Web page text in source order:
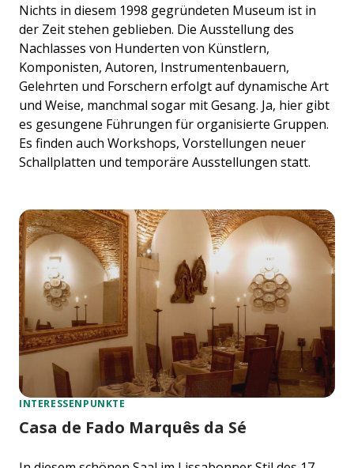
Nichts in diesem 1998 gegründeten Museum ist in
der Zeit stehen geblieben. Die Ausstellung des
Nachlasses von Hunderten von Künstlern,
Komponisten, Autoren, Instrumentenbauern,
Gelehrten und Forschern erfolgt auf dynamische Art
und Weise, manchmal sogar mit Gesang. Ja, hier gibt
es gesungene Führungen für organisierte Gruppen.
Es finden auch Workshops, Vorstellungen neuer
Schallplatten und temporäre Ausstellungen statt.
INTERESSENPUNKTE
Casa de Fado Marquês da Sé